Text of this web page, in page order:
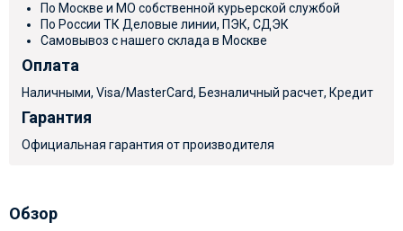
По Москве и МО собственной курьерской службой
По России ТК Деловые линии, ПЭК, СДЭК
Самовывоз с нашего склада в Москве
Оплата
Наличными, Visa/MasterCard, Безналичный расчет, Кредит
Гарантия
Официальная гарантия от производителя
Обзор